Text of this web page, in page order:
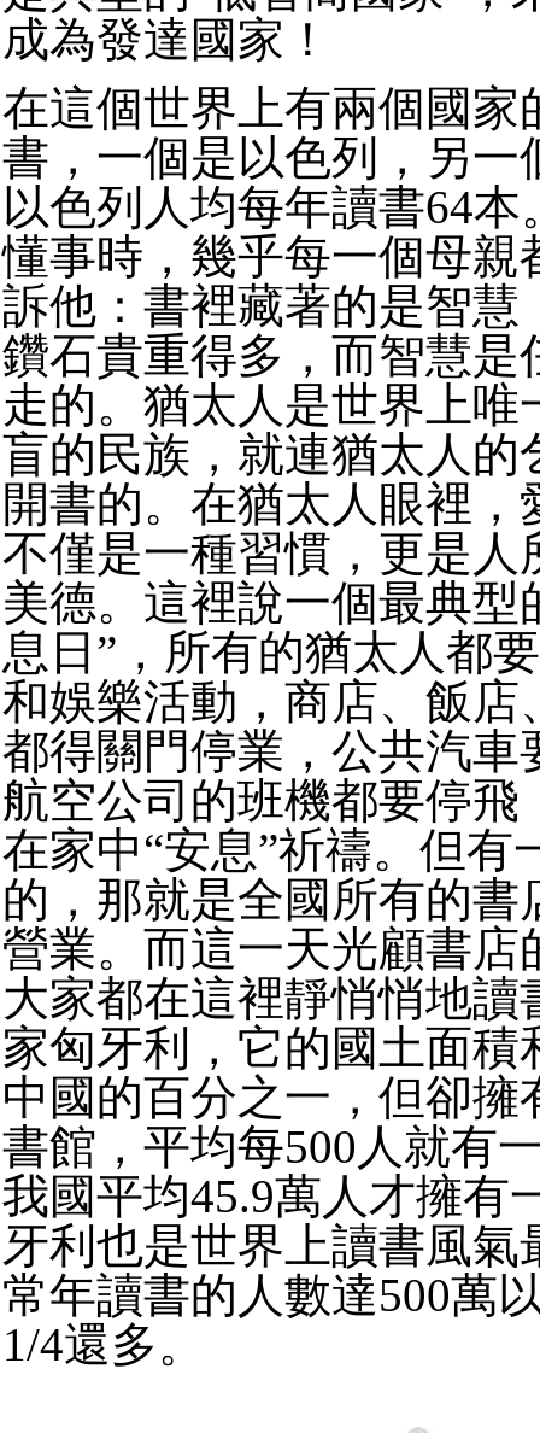
成為發達國家！
在這個世界上有兩個國家
書，一個是以色列，另一
以色列人均每年讀書64本
懂事時，幾乎每一個母親
訴他：書裡藏著的是智慧
鑽石貴重得多，而智慧是
走的。猶太人是世界上唯
盲的民族，就連猶太人的
開書的。在猶太人眼裡，
不僅是一種習慣，更是人
美德。這裡說一個最典型
息日”，所有的猶太人都
和娛樂活動，商店、飯店
都得關門停業，公共汽車
航空公司的班機都要停飛
在家中“安息”祈禱。但有
的，那就是全國所有的書
營業。而這一天光顧書店
大家都在這裡靜悄悄地讀
家匈牙利，它的國土面積
中國的百分之一，但卻擁
書館，平均每500人就有
我國平均45.9萬人才擁有
牙利也是世界上讀書風氣
常年讀書的人數達500萬
1/4還多。